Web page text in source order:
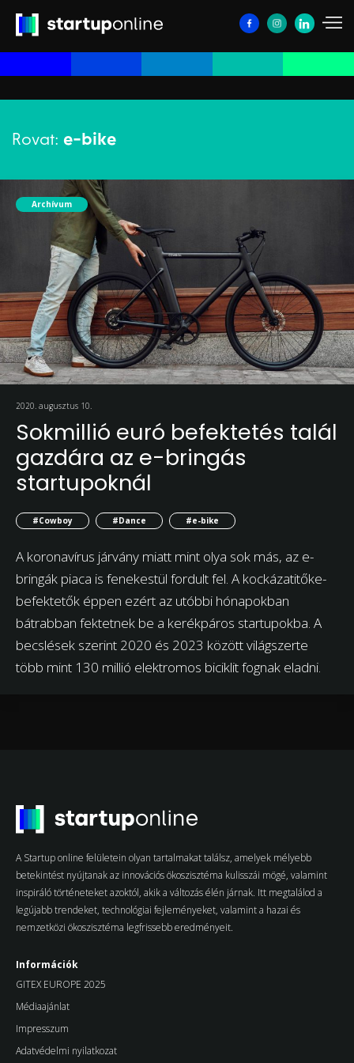
Rovat: e-bike
Archívum
2020. augusztus 10.
Sokmillió euró befektetés talál
gazdára az e-bringás
startupoknál
#Cowboy #Dance #e-bike
A koronavírus járvány miatt mint olya sok más, az e-
bringák piaca is fenekestül fordult fel. A kockázatitőke-
befektetők éppen ezért az utóbbi hónapokban
bátrabban fektetnek be a kerékpáros startupokba. A
becslések szerint 2020 és 2023 között világszerte
több mint 130 millió elektromos biciklit fognak eladni.
A Startup online felületein olyan tartalmakat találsz, amelyek mélyebb
betekintést nyújtanak az innovációs ökoszisztéma kulisszái mögé, valamint
inspiráló történeteket azoktól, akik a változás élén járnak. Itt megtalálod a
legújabb trendeket, technológiai fejleményeket, valamint a hazai és
nemzetközi ökoszisztéma legfrissebb eredményeit.
Információk
GITEX EUROPE 2025
Médiaajánlat
Impresszum
Adatvédelmi nyilatkozat